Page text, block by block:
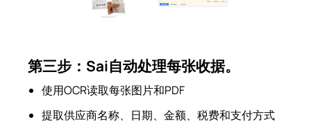
第三步：Sai自动处理每张收据。
使用OCR读取每张图片和PDF
提取供应商名称、日期、金额、税费和支付方式